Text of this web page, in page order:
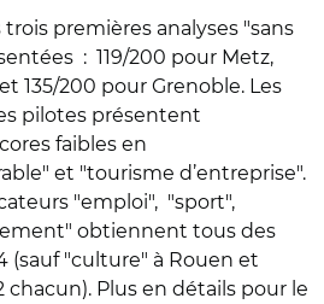
premières analyses "sans
: 119/200 pour Metz,
135/200 pour Grenoble. Les
pilotes présentent
faibles en
et "tourisme d’entreprise".
"emploi", "sport",
obtiennent tous des
(sauf "culture" à Rouen et
chacun). Plus en détails pour le